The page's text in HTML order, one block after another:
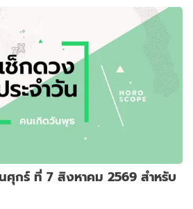
ศุกร์ ที่ 7 สิงหาคม 2569 สำหรับ